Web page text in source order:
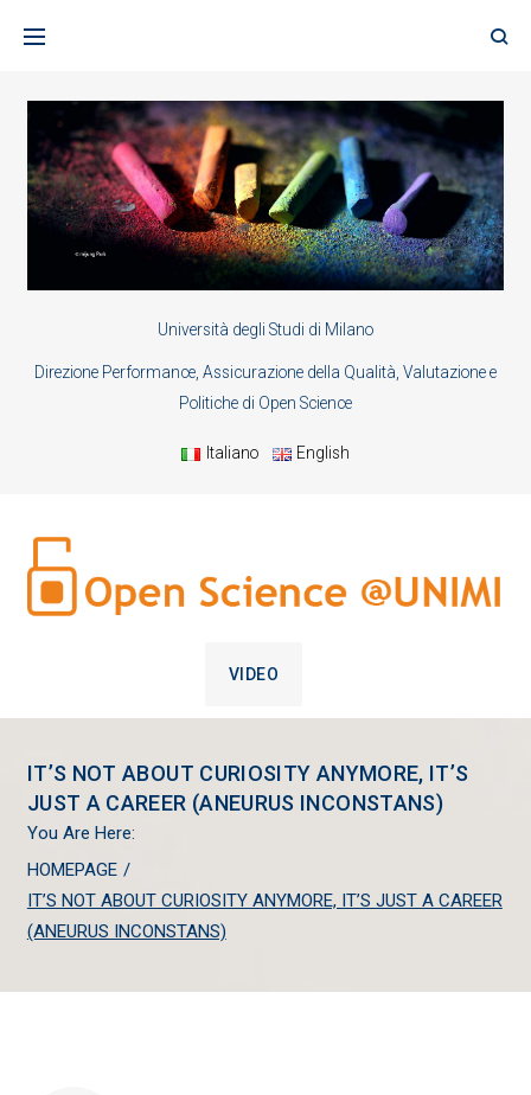
Università degli Studi di Milano
Direzione Performance, Assicurazione della Qualità, Valutazione e
Politiche di Open Science
Italiano English
VIDEO
IT’S NOT ABOUT CURIOSITY ANYMORE, IT’S
JUST A CAREER (ANEURUS INCONSTANS)
You Are Here:
HOMEPAGE /
IT’S NOT ABOUT CURIOSITY ANYMORE, IT’S JUST A CAREER
(ANEURUS INCONSTANS)